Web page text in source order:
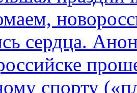
сердца.
спорту